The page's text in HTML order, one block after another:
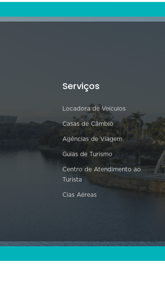
Serviços
Locadora de Veículos
Casas de Câmbio
Agências de Viagem
Guias de Turismo
Centro de Atendimento ao
Turista
Cias Aéreas